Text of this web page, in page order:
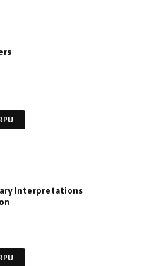
Interpretations